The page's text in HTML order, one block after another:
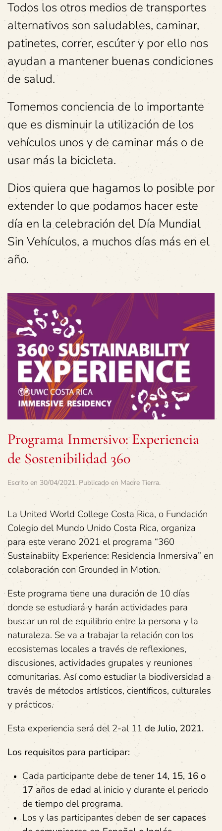
Todos los otros medios de transportes
alternativos son saludables, caminar,
patinetes, correr, escúter y por ello nos
ayudan a mantener buenas condiciones
de salud.
Tomemos conciencia de lo importante
que es disminuir la utilización de los
vehículos unos y de caminar más o de
usar más la bicicleta.
Dios quiera que hagamos lo posible por
extender lo que podamos hacer este
día en la celebración del Día Mundial
Sin Vehículos, a muchos días más en el
año.
Programa Inmersivo: Experiencia
de Sostenibilidad 360
Escrito en 30/04/2021. Publicado en Madre Tierra.
La United World College Costa Rica, o Fundación
Colegio del Mundo Unido Costa Rica, organiza
para este verano 2021 el programa “360
Sustainabiity Experience: Residencia Inmersiva” en
colaboración con Grounded in Motion.
Este programa tiene una duración de 10 días
donde se estudiará y harán actividades para
buscar un rol de equilibrio entre la persona y la
naturaleza. Se va a trabajar la relación con los
ecosistemas locales a través de reflexiones,
discusiones, actividades grupales y reuniones
comunitarias. Así como estudiar la biodiversidad a
través de métodos artísticos, científicos, culturales
y prácticos.
Esta experiencia será del 2-al 11 deJulio, 2021.
Los requisitos para participar:
Cada participante debe de tener14, 15, 16o
17 años de edad al inicio y durante el periodo
de tiempo del programa.
Los y las participantes deben de sercapaces